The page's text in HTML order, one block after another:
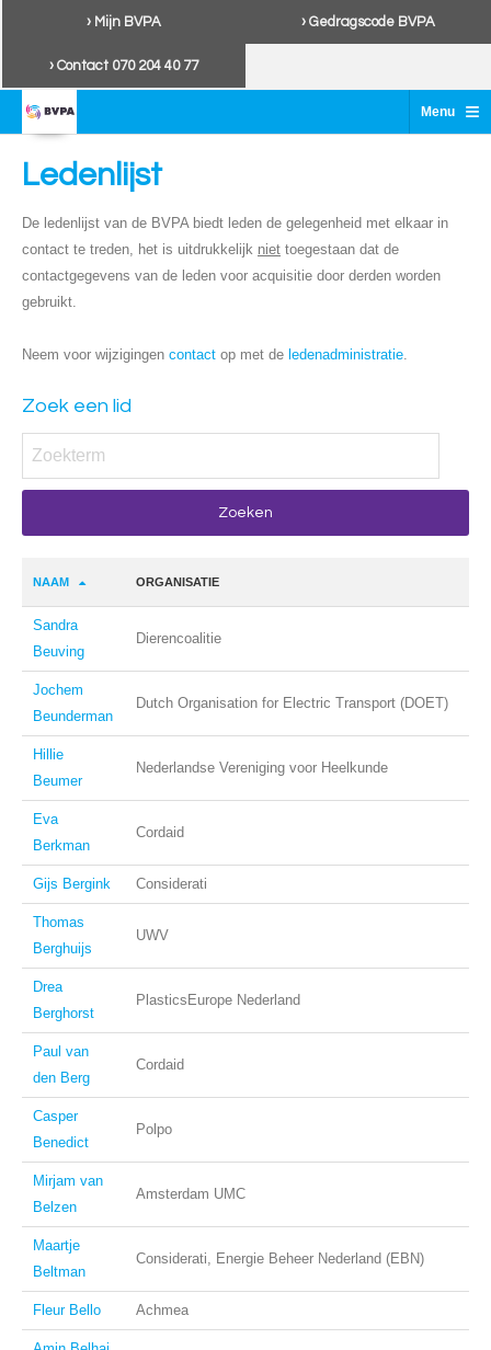
› Mijn BVPA › Gedragscode BVPA
› Contact 070 204 40 77
Menu ≡
Ledenlijst
De ledenlijst van de BVPA biedt leden de gelegenheid met elkaar in
contact te treden, het is uitdrukkelijk niet toegestaan dat de
contactgegevens van de leden voor acquisitie door derden worden
gebruikt.
Neem voor wijzigingen contact op met de ledenadministratie.
Zoek een lid
NAAM ORGANISATIE
Sandra
Beuving
Dierencoalitie
Jochem
Beunderman
Dutch Organisation for Electric Transport (DOET)
Hillie
Beumer
Nederlandse Vereniging voor Heelkunde
Eva
Berkman
Cordaid
Gijs Bergink Considerati
Thomas
Berghuijs
UWV
Drea
Berghorst
PlasticsEurope Nederland
Paul van
den Berg
Cordaid
Casper
Benedict
Polpo
Mirjam van
Belzen
Amsterdam UMC
Maartje
Beltman
Considerati, Energie Beheer Nederland (EBN)
Fleur Bello Achmea